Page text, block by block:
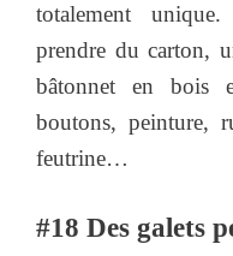
totalement
prendre du carton,
bâtonnet en bois
boutons, peinture,
feutrine…
#18 Des galets